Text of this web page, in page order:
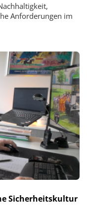
Anforderungen im
Sicherheitskultur